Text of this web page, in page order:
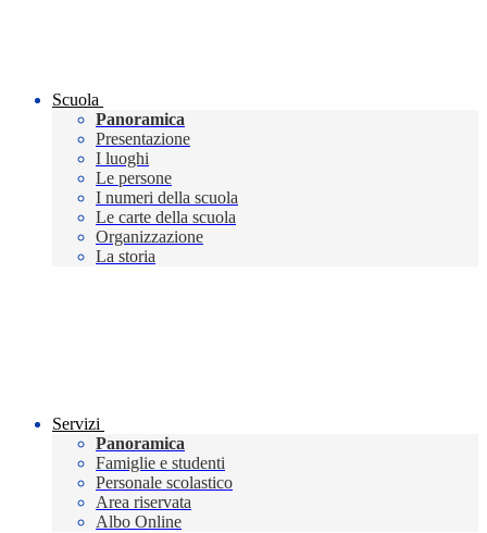
Scuola
Panoramica
Presentazione
I luoghi
Le persone
I numeri della scuola
Le carte della scuola
Organizzazione
La storia
Servizi
Panoramica
Famiglie e studenti
Personale scolastico
Area riservata
Albo Online